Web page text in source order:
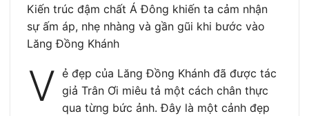
Kiến trúc đậm chất Á Đông khiến ta cảm nhận
sự ấm áp, nhẹ nhàng và gần gũi khi bước vào
Lăng Đồng Khánh
V ẻ đẹp của Lăng Đồng Khánh đã được tác
giả Trân Ơi miêu tả một cách chân thực
qua từng bức ảnh. Đây là một cảnh đẹp